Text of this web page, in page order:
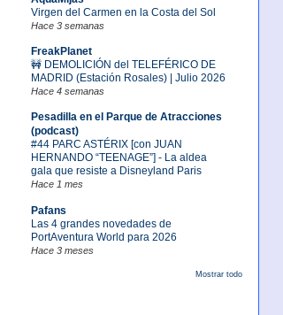
Virgen del Carmen en la Costa del Sol
Hace 3 semanas
FreakPlanet
🚧 DEMOLICIÓN del TELEFÉRICO DE
MADRID (Estación Rosales) | Julio 2026
Hace 4 semanas
Pesadilla en el Parque de Atracciones
(podcast)
#44 PARC ASTÉRIX [con JUAN
HERNANDO “TEENAGE”] - La aldea
gala que resiste a Disneyland Paris
Hace 1 mes
Pafans
Las 4 grandes novedades de
PortAventura World para 2026
Hace 3 meses
Mostrar todo